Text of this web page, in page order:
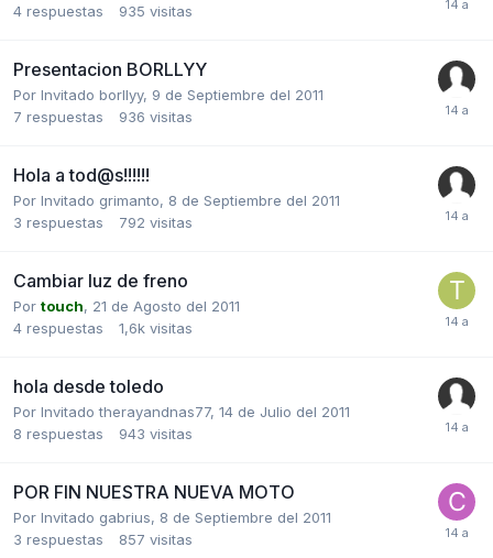
4 respuestas 935 visitas
Presentacion BORLLYY
Por Invitado borllyy, 9 de Septiembre del 2011
7 respuestas 936 visitas
Hola a tod@s!!!!!!
Por Invitado grimanto, 8 de Septiembre del 2011
3 respuestas 792 visitas
Cambiar luz de freno
Por touch, 21 de Agosto del 2011
4 respuestas 1,6k visitas
hola desde toledo
Por Invitado therayandnas77, 14 de Julio del 2011
8 respuestas 943 visitas
POR FIN NUESTRA NUEVA MOTO
Por Invitado gabrius, 8 de Septiembre del 2011
3 respuestas 857 visitas